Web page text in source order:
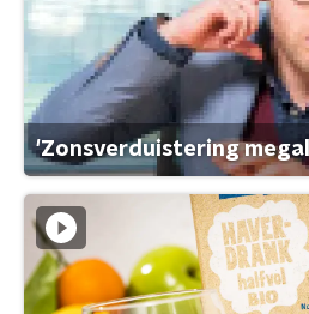
'Zonsverduistering